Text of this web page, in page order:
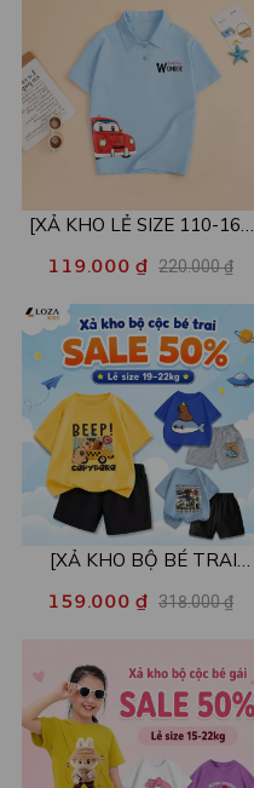
[XẢ KHO LẺ SIZE 110-160]
mẫu - Áo trẻ em từ 15-42kg
- Loza Kids XPL001
119.000 ₫ 220.000 ₫
[XẢ KHO BỘ BÉ TRAI
nhiều mẫu - Quần áo bé trai
XB003
159.000 ₫ 318.000 ₫